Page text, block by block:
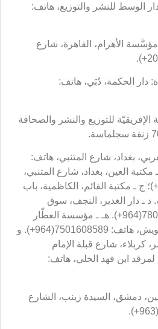
الوسط للنشر والتوزيع، هاتف:
الأهرام، القاهرة، شارع
دار الحكمة، دُبَي، هاتف:
الإفريقيّة للتوزيع والنشر والصحافة
بغداد، شارع المتنبي، هاتف:
ب ـ مكتبة العين، بغداد، شارع المتنبي،
هاتف: 7700728816(964+)؛ ج ـ مكتبة القائم، الكاظمية، باب
د ـ دار الغدير، النجف، سوق
الحويش، هاتف: 7801752581(964+). هـ ـ مؤسسة العطّار
الثقافية، النجف، سوق الحويش، هاتف: 7501608589(964+). و
كربلاء، شارع قبلة الإمام
لمرقد ابن فهد الحلي، هاتف:
دمشق، السيدة زينب، الشارع